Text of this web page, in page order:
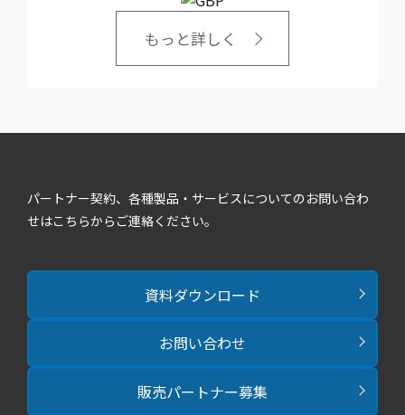
もっと詳しく
パートナー契約、各種製品・サービスについてのお問い合わ
せはこちらからご連絡ください。
資料ダウンロード
お問い合わせ
販売パートナー募集